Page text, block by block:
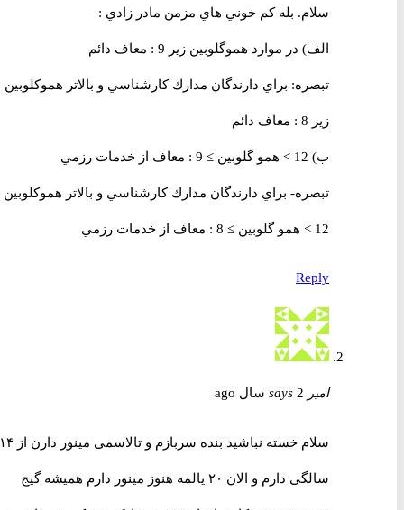
سلام. بله كم خوني هاي مزمن مادر زادي :
الف) در موارد هموگلوبين زير 9 : معاف دائم
تبصره: براي دارندگان مدارك کارشناسي و بالاتر هموكلوبين
تبصره- براي دارندگان مدارك کارشناسي و بالاتر هموكلوبين
Reply
امیر says 2 سال ago
سلام خسته نباشید بنده سربازم و تالاسمی مینور دارن از ۱۴
سالگی دارم و الان ۲۰ یالمه هنوز مینور دارم همیشه گیج